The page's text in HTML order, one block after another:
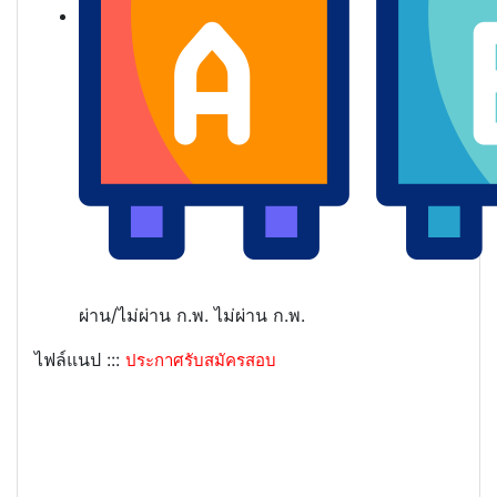
ผ่าน/ไม่ผ่าน ก.พ.ไม่ผ่าน ก.พ.
ไฟล์แนป ::: ประกาศรับสมัครสอบ